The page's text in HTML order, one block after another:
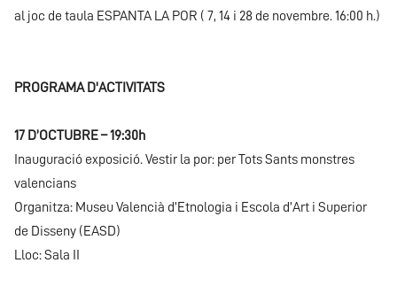
al joc de taula ESPANTA LA POR ( 7, 14 i 28 de novembre. 16:00 h.)
PROGRAMA D'ACTIVITATS
17 D’OCTUBRE – 19:30h
Inauguració exposició. Vestir la por: per Tots Sants monstres
valencians
Organitza: Museu Valencià d’Etnologia i Escola d’Art i Superior
de Disseny (EASD)
Lloc: Sala II